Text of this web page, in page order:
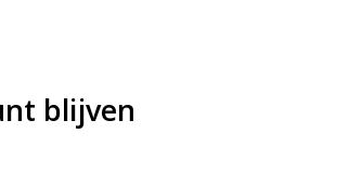
blijven